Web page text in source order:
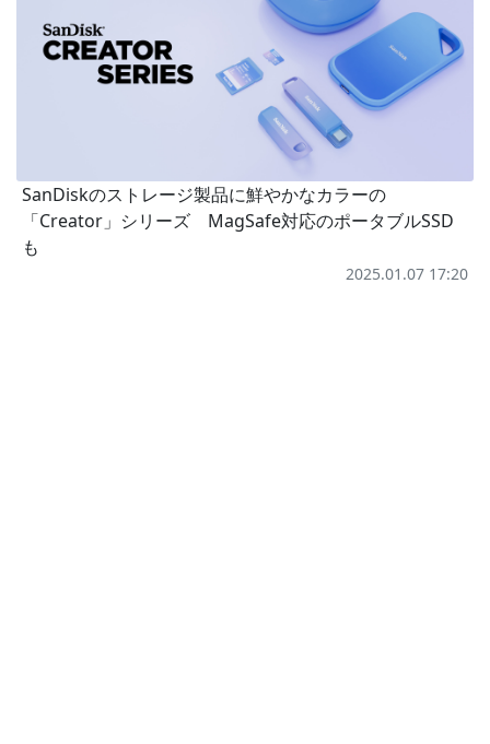
SanDiskのストレージ製品に鮮やかなカラーの
「Creator」シリーズ MagSafe対応のポータブルSSD
も
2025.01.07 17:20